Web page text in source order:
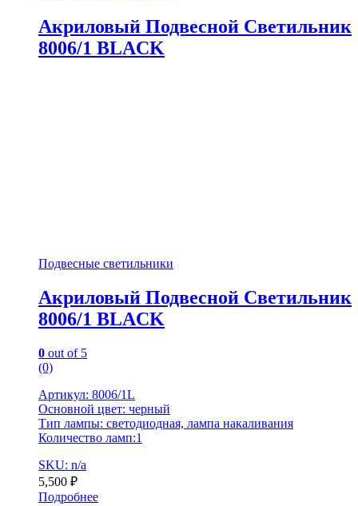
Акриловый Подвесной Светильник
8006/1 BLACK
Подвесные светильники
Акриловый Подвесной Светильник
8006/1 BLACK
0 out of 5
(0)
Артикул: 8006/1L
Основной цвет: черный
Тип лампы: светодиодная, лампа накаливания
Количество ламп:1
SKU: n/a
5,500 ₽
Подробнее